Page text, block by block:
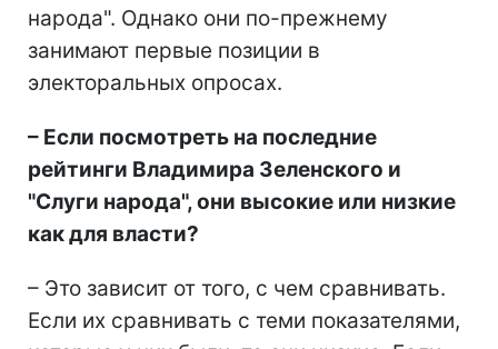
народа". Однако они по-прежнему
занимают первые позиции в
электоральных опросах.
– Если посмотреть на последние
рейтинги Владимира Зеленского и
"Слуги народа", они высокие или низкие
как для власти?
– Это зависит от того, с чем сравнивать.
Если их сравнивать с теми показателями,